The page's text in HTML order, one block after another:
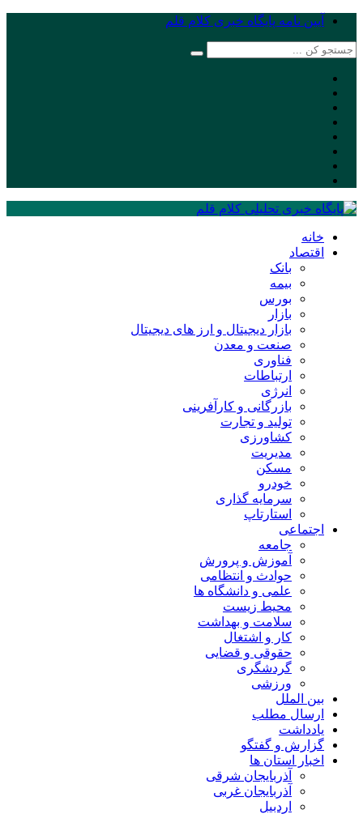
آیین نامه پایگاه خبری کلام قلم
خانه
اقتصاد
بانک
بیمه
بورس
بازار
بازار دیجیتال و ارز های دیجیتال
صنعت و معدن
فناوری
ارتباطات
انرژی
بازرگانی و کارآفرینی
تولید و تجارت
کشاورزی
مدیریت
مسکن
خودرو
سرمایه گذاری
استارتاپ
اجتماعی
جامعه
آموزش و پرورش
حوادث و انتظامی
علمی و دانشگاه ها
محیط زیست
سلامت و بهداشت
کار و اشتغال
حقوقی و قضایی
گردشگری
ورزشی
بین الملل
ارسال مطلب
یادداشت
گزارش و گفتگو
اخبار استان ها
آذربایجان شرقی
آذربایجان غربی
اردبیل